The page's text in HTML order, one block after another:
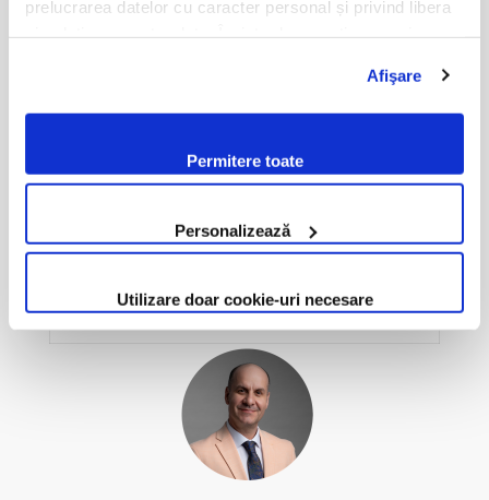
prelucrarea datelor cu caracter personal și privind libera
politici. Prin continuarea navigării pe website-ul nostru,
confirmi acceptarea utilizării fişierelor de tip cookie
modificate oricând, urmând indicațiile din Politica de
Cookie.
Afişare
Permitere toate
Personalizează
Utilizare doar cookie-uri necesare
Start Live-streaming
17:05 – 17:15 Bento: 20:3
Vlad BODEA – Membru CA, Cofondator
BENTO